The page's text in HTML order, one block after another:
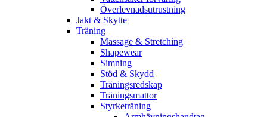
Överlevnadsutrustning
Jakt & Skytte
Träning
Massage & Stretching
Shapewear
Simning
Stöd & Skydd
Träningsredskap
Träningsmattor
Styrketräning